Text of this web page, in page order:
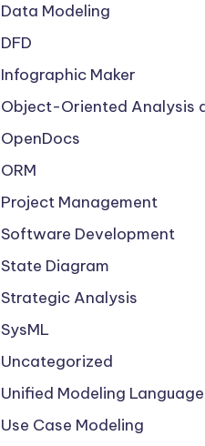
Data Modeling
DFD
Infographic Maker
Object-Oriented Analysis
OpenDocs
ORM
Project Management
Software Development
State Diagram
Strategic Analysis
SysML
Uncategorized
Unified Modeling Language
Use Case Modeling